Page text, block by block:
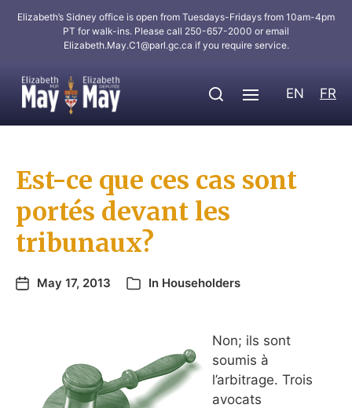
Elizabeth’s Sidney office is open from Tuesdays-Fridays from 10am-4pm
PT for walk-ins. Please call 250-657-2000 or email
Elizabeth.May.C1@parl.gc.ca if you require service.
EN FR
Est-ce que ces cas sont
portés devant les
tribunaux?
May 17, 2013 In Householders
Non; ils sont
soumis à
l’arbitrage. Trois
avocats